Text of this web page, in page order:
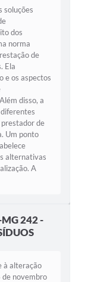
soluções
dos
norma
de
Ela
e os aspectos
disso, a
de
Um ponto
alternativas
A
242 -
à alteração
de novembro